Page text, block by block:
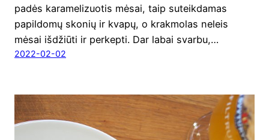
padės kara­me­li­zuo­tis mėsai, taip suteik­da­mas
papil­do­mų sko­nių ir kva­pų, o krak­mo­las neleis
mėsai išdžiū­ti ir perkepti. Dar labai svar­bu,…
2022-02-02